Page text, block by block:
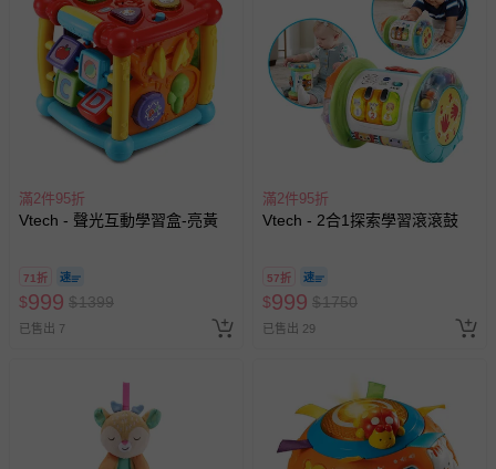
滿2件95折
Vtech - 聲光互動學習盒-亮黃
71折
$999 $1399
已售出 7
滿2件95折
Vtech - 2合1探索學習滾滾鼓
57折
$999 $1750
已售出 29